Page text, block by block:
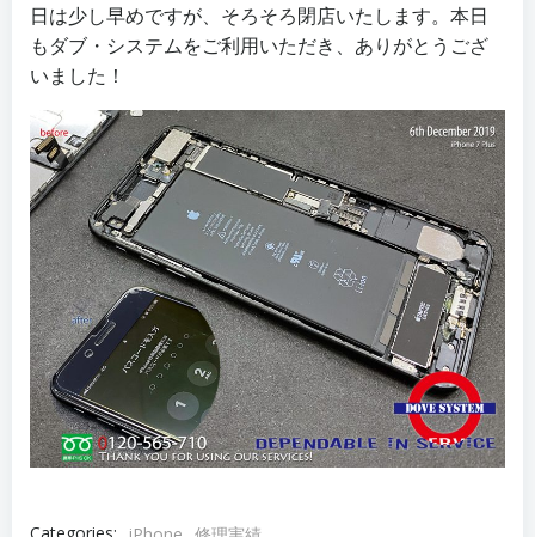
日は少し早めですが、そろそろ閉店いたします。本日
もダブ・システムをご利用いただき、ありがとうござ
いました！